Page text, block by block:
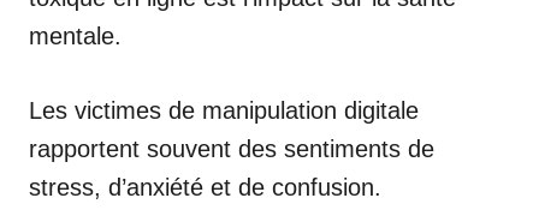
mentale.
Les victimes de manipulation digitale
rapportent souvent des sentiments de
stress, d’anxiété et de confusion.